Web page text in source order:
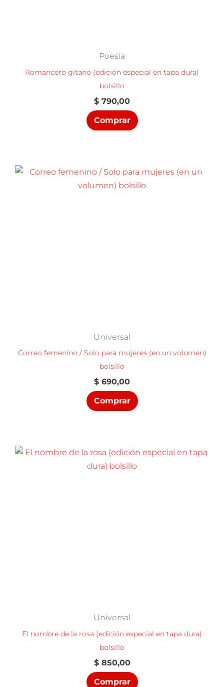
Poesía
Romancero gitano (edición especial en tapa dura)
bolsillo
$ 790,00
Comprar
Universal
Correo femenino / Solo para mujeres (en un volumen)
bolsillo
$ 690,00
Comprar
Universal
El nombre de la rosa (edición especial en tapa dura)
bolsillo
$850,00
Comprar